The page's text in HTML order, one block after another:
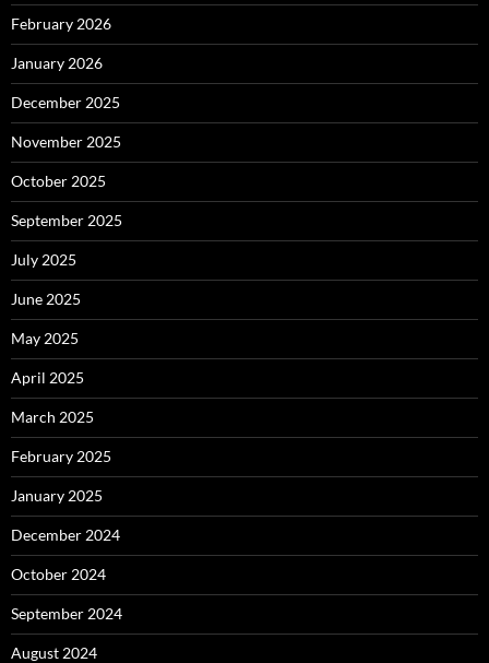
February 2026
January 2026
December 2025
November 2025
October 2025
September 2025
July 2025
June 2025
May 2025
April 2025
March 2025
February 2025
January 2025
December 2024
October 2024
September 2024
August 2024